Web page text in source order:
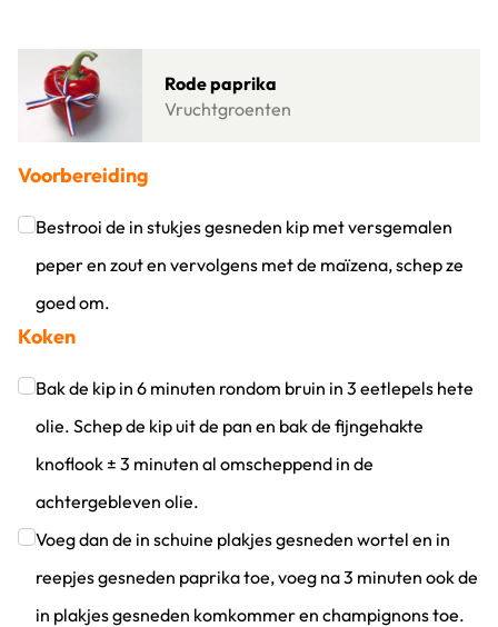
Rode paprika
Vruchtgroenten
Lees meer over Rode paprika
Voorbereiding
Bestrooi de in stukjes gesneden kip met versgemalen
peper en zout en vervolgens met de maïzena, schep ze
goed om.
Klik om dit selectievakje aan te vinken
Koken
Bak de kip in 6 minuten rondom bruin in 3 eetlepels hete
olie. Schep de kip uit de pan en bak de fijngehakte
knoflook ± 3 minuten al omscheppend in de
achtergebleven olie.
Klik om dit selectievakje aan te vinken
Voeg dan de in schuine plakjes gesneden wortel en in
reepjes gesneden paprika toe, voeg na 3 minuten ook de
in plakjes gesneden komkommer en champignons toe.